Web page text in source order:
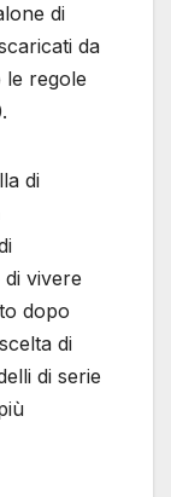
di
da
le regole
di
vivere
dopo
di
di serie